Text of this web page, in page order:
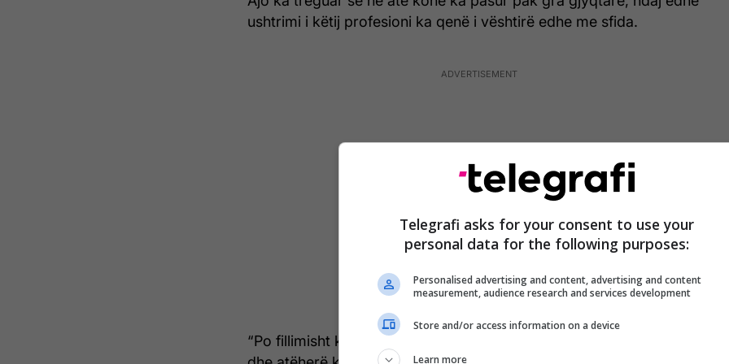
ushtrimi i këtij profesioni ka qenë i vështirë edhe me sfida.
“Po fillimisht ka qenë e vështirë, sepse unë jam emru shumë moti
Telegrafi asks for your consent to use your
personal data for the following purposes:
Personalised advertising and content, advertising and content
measurement, audience research and services development
Store and/or access information on a device
Learn more